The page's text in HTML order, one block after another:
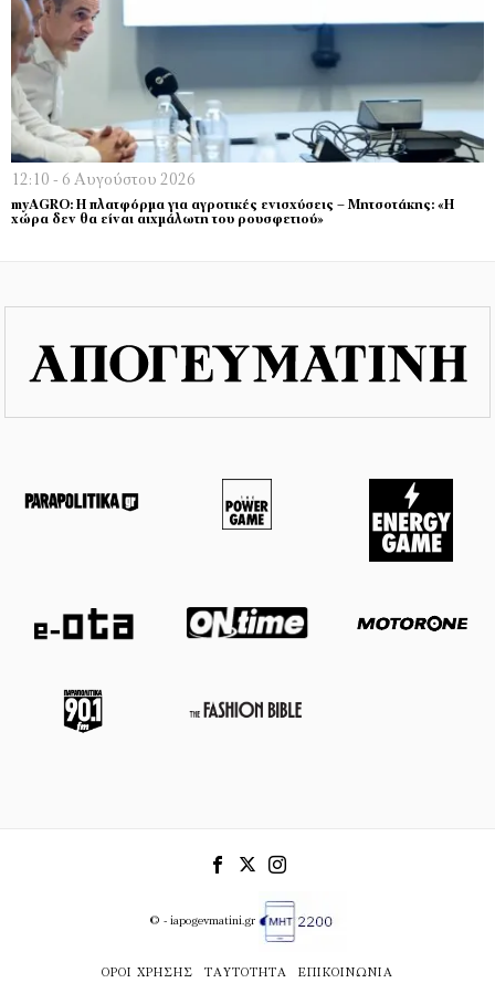
12:10 - 6 Αυγούστου 2026
myAGRO: Η πλατφόρμα για αγροτικές ενισχύσεις – Μητσοτάκης: «Η
χώρα δεν θα είναι αιχμάλωτη του ρουσφετιού»
© - iapogevmatini.gr
ΌΡΟΙ ΧΡΉΣΗΣ ΤΑΥΤΌΤΗΤΑ ΕΠΙΚΟΙΝΩΝΊΑ